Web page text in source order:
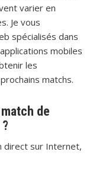
varier en
Je vous
spécialisés dans
mobiles
les
matchs.
de
direct sur Internet,